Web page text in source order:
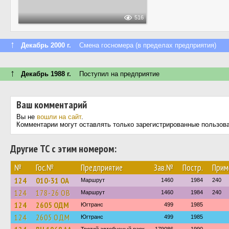
516
↑ Декабрь 2000 г. Смена госномера (в пределах предприятия)
↑ Декабрь 1988 г. Поступил на предприятие
Ваш комментарий
Вы не вошли на сайт.
Комментарии могут оставлять только зарегистрированные
Другие ТС с этим номером:
№ Гос.№ Предприятие Зав.№ Постр.
124 010-31 ОА Маршрут 1460 1984 240
124 178-26 ОВ Маршрут 1460 1984 240
124 2605 ОДМ Югтранс 499 1985
124 2605 ОДМ Югтранс 499 1985